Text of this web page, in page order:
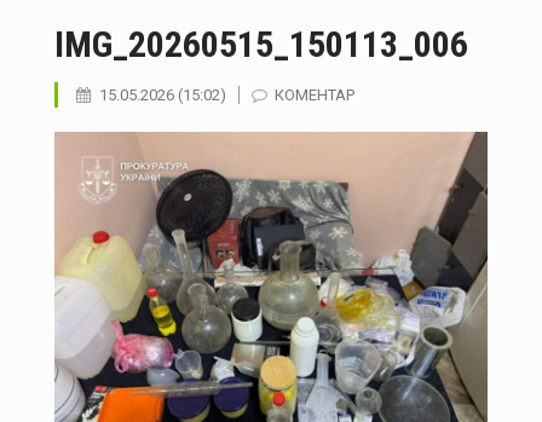
У липні буковинська «швидка» понад тисячу разів виїжджала на виклики у громадських місцях через спеку
Президент офіційно встановив День військ зв'язку та кібербезпеки ЗСУ
У Чернівцях п'яний водій Mercedes спричинив ДТП: у крові виявили 2,57 проміле алкоголю
IMG_20260515_150113_006
15.05.2026 (15:02) КОМЕНТАР